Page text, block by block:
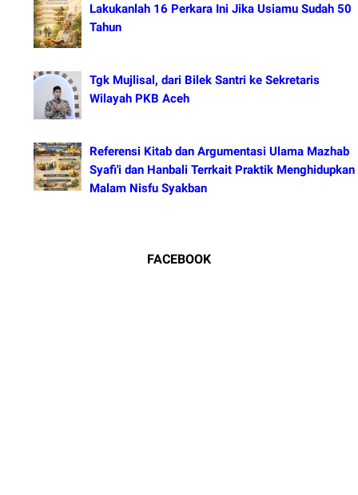
Lakukanlah 16 Perkara Ini Jika Usiamu Sudah 50
Tahun
Tgk Mujlisal, dari Bilek Santri ke Sekretaris
Wilayah PKB Aceh
Referensi Kitab dan Argumentasi Ulama Mazhab
Syafi'i dan Hanbali Terrkait Praktik Menghidupkan
Malam Nisfu Syakban
FACEBOOK